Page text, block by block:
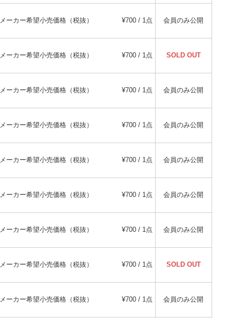
メーカー希望小売価格（税抜） ¥700 / 1点 会員のみ公開
メーカー希望小売価格（税抜） ¥700 / 1点 SOLD OUT
メーカー希望小売価格（税抜） ¥700 / 1点 会員のみ公開
メーカー希望小売価格（税抜） ¥700 / 1点 会員のみ公開
メーカー希望小売価格（税抜） ¥700 / 1点 会員のみ公開
メーカー希望小売価格（税抜） ¥700 / 1点 会員のみ公開
メーカー希望小売価格（税抜） ¥700 / 1点 会員のみ公開
メーカー希望小売価格（税抜） ¥700 / 1点 SOLD OUT
メーカー希望小売価格（税抜） ¥700 / 1点 会員のみ公開